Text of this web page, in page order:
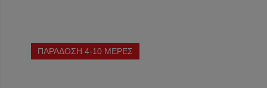
ΠΑΡΑΔΟΣΗ 4-10 ΜΕΡΕΣ